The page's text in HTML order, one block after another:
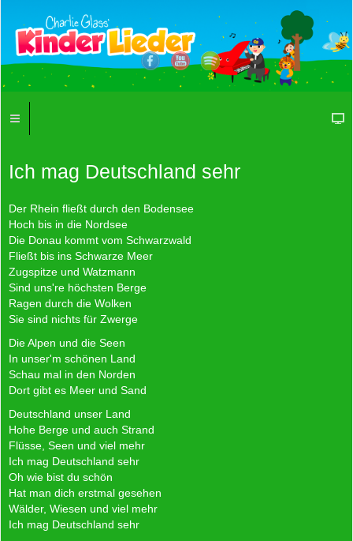
Ich mag Deutschland sehr
Der Rhein fließt durch den Bodensee
Hoch bis in die Nordsee
Die Donau kommt vom Schwarzwald
Fließt bis ins Schwarze Meer
Zugspitze und Watzmann
Sind uns're höchsten Berge
Ragen durch die Wolken
Sie sind nichts für Zwerge
Die Alpen und die Seen
In unser'm schönen Land
Schau mal in den Norden
Dort gibt es Meer und Sand
Deutschland unser Land
Hohe Berge und auch Strand
Flüsse, Seen und viel mehr
Ich mag Deutschland sehr
Oh wie bist du schön
Hat man dich erstmal gesehen
Wälder, Wiesen und viel mehr
Ich mag Deutschland sehr